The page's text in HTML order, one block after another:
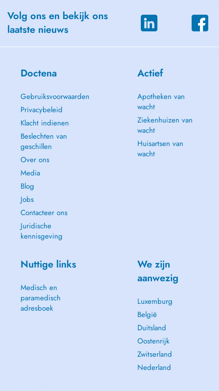
Volg ons en bekijk ons
laatste nieuws
Doctena
Gebruiksvoorwaarden
Privacybeleid
Klacht indienen
Beslechten van
geschillen
Over ons
Media
Blog
Jobs
Contacteer ons
Juridische
kennisgeving
Actief
Apotheken van
wacht
Ziekenhuizen van
wacht
Huisartsen van
wacht
Nuttige links
Medisch en
paramedisch
adresboek
We zijn
aanwezig
Luxemburg
België
Duitsland
Oostenrijk
Zwitserland
Nederland